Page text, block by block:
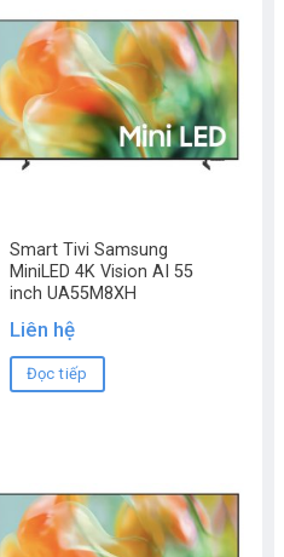
Smart Tivi Samsung
MiniLED 4K Vision AI 55
inch UA55M8XH
Liên hệ
Đọc tiếp